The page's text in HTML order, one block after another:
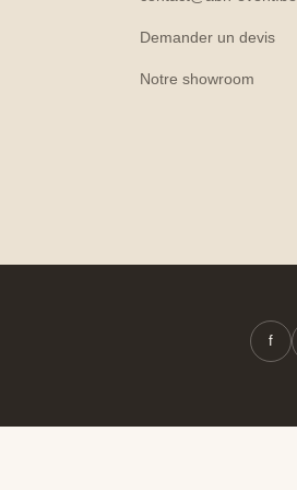
Demander un devis
Notre showroom
f